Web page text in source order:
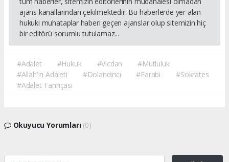
ajans kanallarından çekilmektedir. Bu haberlerde yer alan
hukuki muhataplar haberi geçen ajanslar olup sitemizin hiç
bir editörü sorumlu tutulamaz...
#Adalet #Hukuk #Vicdan
#Mutluluk
#Allah'ın Adaleti
#Dolandırıcı #Farabi
#Sokrates
#Adalet Tanrıçası
Okuyucu Yorumları (0)